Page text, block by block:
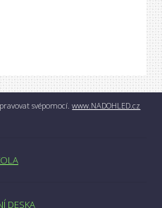
svépomocí.www.NADOHLED.cz
DESKA